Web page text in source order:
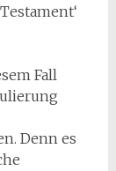
Fall
Denn es